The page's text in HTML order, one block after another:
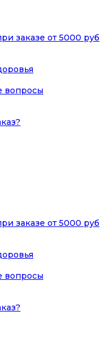
заказе от 5000 руб
вопросы
заказе от 5000 руб
вопросы